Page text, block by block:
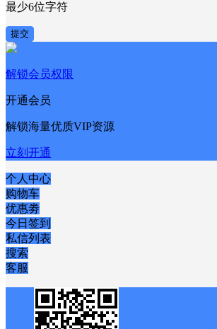
最少6位字符
提交
解锁会员权限
开通会员
解锁海量优质VIP资源
立刻开通
个人中心
购物车
优惠劵
今日签到
私信列表
搜索
客服